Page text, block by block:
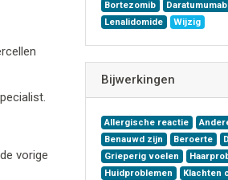
vorige
Bortezomib Daratumumab
Lenalidomide
Wijzig
Bijwerkingen
Allergische reactie
Benauwd zijn
Beroerte
Grieperig voelen
Huidproblemen
Klachten